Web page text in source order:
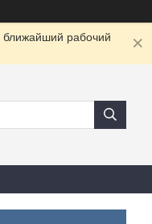
ближайший рабочий